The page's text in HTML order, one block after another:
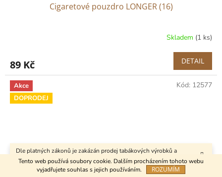
Tento web používá soubory cookie. Dalším procházením tohoto webu
vyjadřujete souhlas s jejich používáním.
ROZUMÍM
Dle platných zákonů je zakázán prodej tabákových výrobků a
kuřáckých pomůcek osobám mladším 18 let.
Cigaretové pouzdro LONGER (16)
Skladem (1 ks)
89 Kč DETAIL
Akce
DOPRODEJ
Kód: 12577